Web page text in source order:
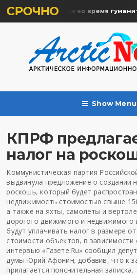
СРОЧНО
жертв почтили во время
Show Menu
КПРФ
налог на
Коммунистическая партия
выдвинула предложение о создании
роскошь, который будет
недвижимость стоимостью свыше
а также на яхты, самолеты и
дорогого движимого и недвижимого
будут уплачивать налог в размере
стоимости объектов, в
интервью «Газете.Ru» сообщил
думы Юрий Афонин, добавив, что к
прилагается пояснительная записка.